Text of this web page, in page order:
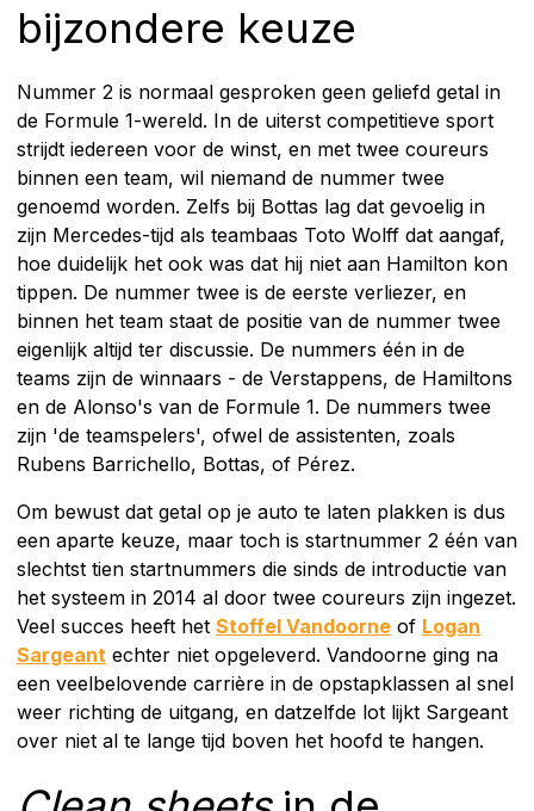
bijzondere keuze
Nummer 2 is normaal gesproken geen geliefd getal in
de Formule 1-wereld. In de uiterst competitieve sport
strijdt iedereen voor de winst, en met twee coureurs
binnen een team, wil niemand de nummer twee
genoemd worden. Zelfs bij Bottas lag dat gevoelig in
zijn Mercedes-tijd als teambaas Toto Wolff dat aangaf,
hoe duidelijk het ook was dat hij niet aan Hamilton kon
tippen. De nummer twee is de eerste verliezer, en
binnen het team staat de positie van de nummer twee
eigenlijk altijd ter discussie. De nummers één in de
teams zijn de winnaars - de Verstappens, de Hamiltons
en de Alonso's van de Formule 1. De nummers twee
zijn 'de teamspelers', ofwel de assistenten, zoals
Rubens Barrichello, Bottas, of Pérez.
Om bewust dat getal op je auto te laten plakken is dus
een aparte keuze, maar toch is startnummer 2 één van
slechtst tien startnummers die sinds de introductie van
het systeem in 2014 al door twee coureurs zijn ingezet.
Veel succes heeft het Stoffel Vandoorne of Logan
Sargeant echter niet opgeleverd. Vandoorne ging na
een veelbelovende carrière in de opstapklassen al snel
weer richting de uitgang, en datzelfde lot lijkt Sargeant
over niet al te lange tijd boven het hoofd te hangen.